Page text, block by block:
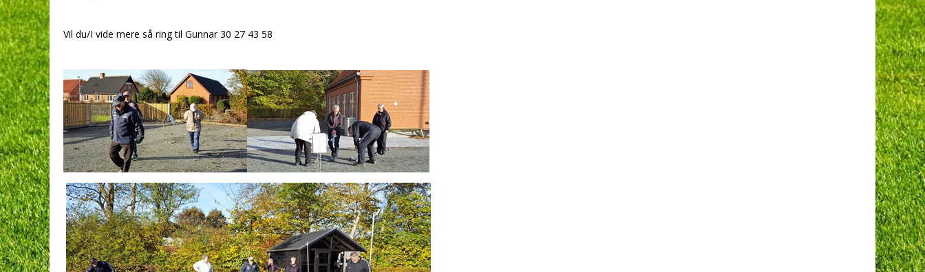
Vil du/I vide mere så ring til Gunnar 30 27 43 58